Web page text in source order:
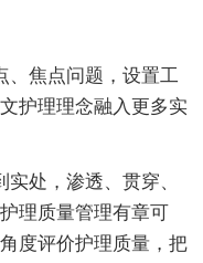
焦点问题，设置工
护理理念融入更多实
处，渗透、贯穿、
理质量管理有章可
度评价护理质量，把